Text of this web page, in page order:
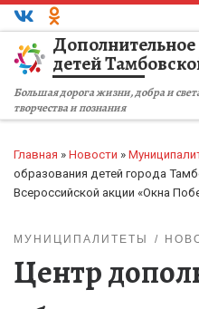
Перейти к содержимому
детей
Большая дорога жизни, добра и
творчества и познания
Главная » Новости »
образования детей города
Всероссийской акции «Окна
МУНИЦИПАЛИТЕТЫ
Центр